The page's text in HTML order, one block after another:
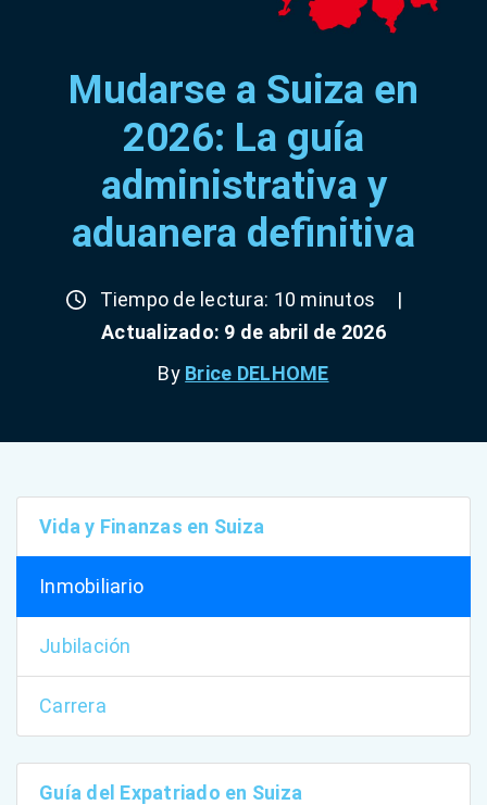
Mudarse a Suiza en
2026: La guía
administrativa y
aduanera definitiva
Tiempo de lectura: 10 minutos
|
Actualizado: 9 de abril de 2026
By Brice DELHOME
Vida y Finanzas en Suiza
Inmobiliario
Jubilación
Carrera
Guía del Expatriado en Suiza